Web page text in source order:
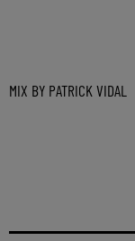
MIX BY PATRICK VIDAL